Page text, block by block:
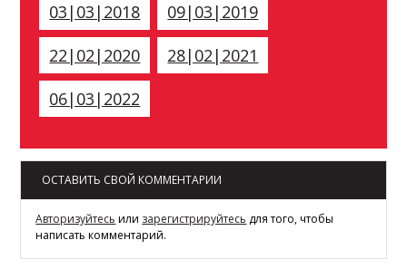
03|03|2018
09|03|2019
22|02|2020
28|02|2021
06|03|2022
ОСТАВИТЬ СВОЙ КОММЕНТАРИИ
Авторизуйтесь или зарегистрируйтесь для того, чтобы
написать комментарий.